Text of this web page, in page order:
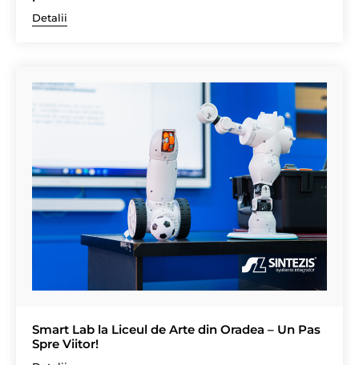
Detalii
Smart Lab la Liceul de Arte din Oradea – Un Pas
Spre Viitor!